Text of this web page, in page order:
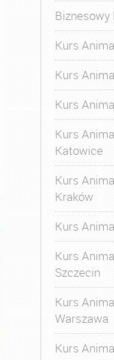
Kurs Animatora
Biznesowy
Kurs
Kurs
Kurs
Kurs
Katowice
Kurs
Kraków
Kurs
Kurs
Szczecin
Kurs
Warszawa
Kurs